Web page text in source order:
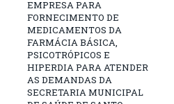
EMPRESA PARA
FORNECIMENTO DE
MEDICAMENTOS DA
FARMÁCIA BÁSICA,
PSICOTRÓPICOS E
HIPERDIA PARA ATENDER
AS DEMANDAS DA
SECRETARIA MUNICIPAL